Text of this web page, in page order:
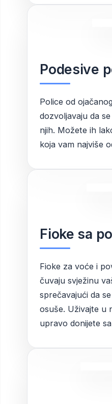
Podesive
Police od
dozvoljavaju da
njih. Možete ih
koja vam najviše
Fioke sa
Fioke za voće i
čuvaju svježinu
sprečavajući da
osuše. Uživajte u
upravo donijete